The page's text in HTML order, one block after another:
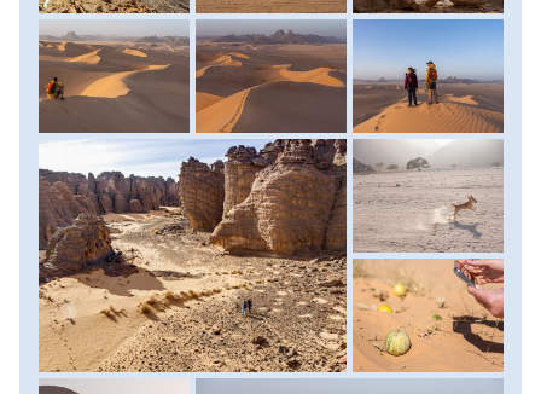
emlékeztető látványt nyújt. A délutáni órákban további
túraszakaszok következnek, majd estére visszatérünk
szállásunkra, Djanetbe. Szállás: szálloda, ellátás: reggeli,
ebéd, vacsora.